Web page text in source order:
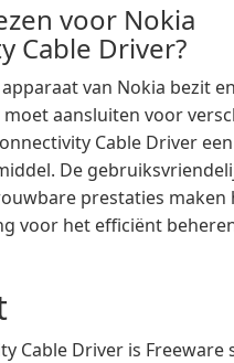
voor Nokia
Cable Driver?
van Nokia bezit
aansluiten voor
Cable Driver een
De
prestaties maken
voor het efficiënt
Cable Driver is Freeware